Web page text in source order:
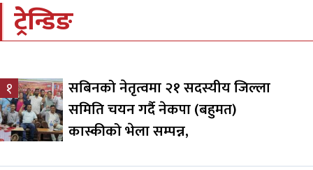
ट्रेन्डिङ
१
सबिनको नेतृत्वमा २१ सदस्यीय जिल्ला
समिति चयन गर्दै नेकपा (बहुमत)
कास्कीको भेला सम्पन्न,